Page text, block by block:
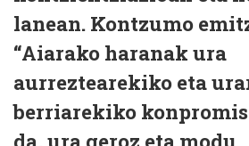
lanean. Kontzumo
“Aiarako haranak ura
aurreztearekiko eta
berriarekiko
da, ura geroz eta modu